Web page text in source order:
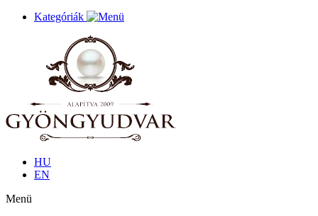
Kategóriák
HU
EN
Menü